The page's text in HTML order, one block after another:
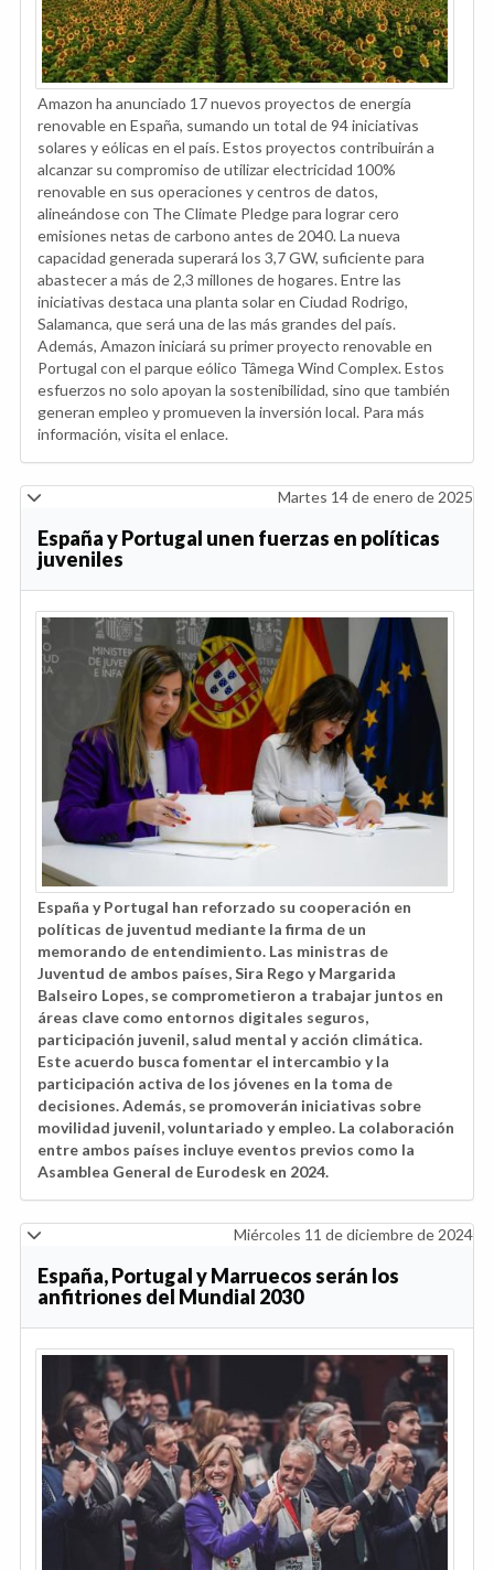
Amazon ha anunciado 17 nuevos proyectos de energía
renovable en España, sumando un total de 94 iniciativas
solares y eólicas en el país. Estos proyectos contribuirán a
alcanzar su compromiso de utilizar electricidad 100%
renovable en sus operaciones y centros de datos,
alineándose con The Climate Pledge para lograr cero
emisiones netas de carbono antes de 2040. La nueva
capacidad generada superará los 3,7 GW, suficiente para
abastecer a más de 2,3 millones de hogares. Entre las
iniciativas destaca una planta solar en Ciudad Rodrigo,
Salamanca, que será una de las más grandes del país.
Además, Amazon iniciará su primer proyecto renovable en
Portugal con el parque eólico Tâmega Wind Complex. Estos
esfuerzos no solo apoyan la sostenibilidad, sino que también
generan empleo y promueven la inversión local. Para más
información, visita el enlace.
Martes 14 de enero de 2025
España y Portugal unen fuerzas en políticas
juveniles
España y Portugal han reforzado su cooperación en
políticas de juventud mediante la firma de un
memorando de entendimiento. Las ministras de
Juventud de ambos países, Sira Rego y Margarida
Balseiro Lopes, se comprometieron a trabajar juntos en
áreas clave como entornos digitales seguros,
participación juvenil, salud mental y acción climática.
Este acuerdo busca fomentar el intercambio y la
participación activa de los jóvenes en la toma de
decisiones. Además, se promoverán iniciativas sobre
movilidad juvenil, voluntariado y empleo. La colaboración
entre ambos países incluye eventos previos como la
Asamblea General de Eurodesk en 2024.
Miércoles 11 de diciembre de 2024
España, Portugal y Marruecos serán los
anfitriones del Mundial 2030